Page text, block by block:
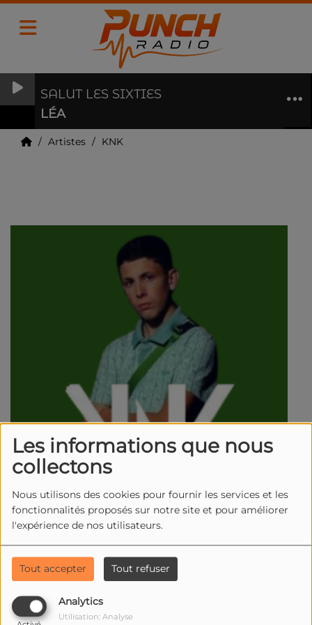
Les informations que nous
collectons
Nous utilisons des cookies pour fournir les services et les
fonctionnalités proposés sur notre site et pour améliorer
l'expérience de nos utilisateurs.
Tout accepter Tout refuser
Analytics
Utilisation: Analyse
SALUT LES SIXTIES
LÉA
Artistes KNK